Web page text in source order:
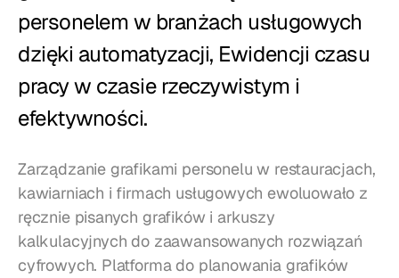
personelem w branżach usługowych
dzięki automatyzacji, Ewidencji czasu
pracy w czasie rzeczywistym i
efektywności.
Zarządzanie grafikami personelu w restauracjach,
kawiarniach i firmach usługowych ewoluowało z
ręcznie pisanych grafików i arkuszy
kalkulacyjnych do zaawansowanych rozwiązań
cyfrowych. Platforma do planowania grafików